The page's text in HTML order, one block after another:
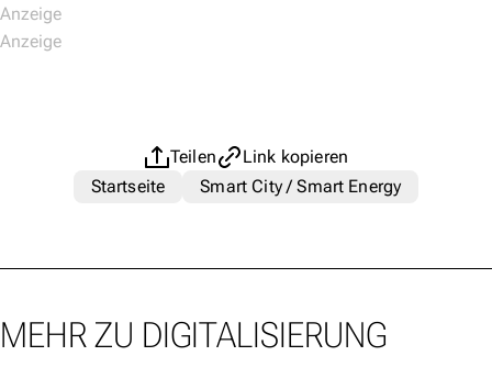
Teilen
Link kopieren
Startseite
Smart City / Smart Energy
MEHR ZU DIGITALISIERUNG